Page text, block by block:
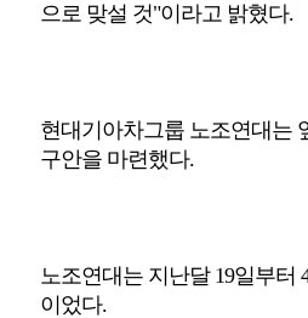
으로 맞설 것"이라고 밝혔다.
현대기아차그룹 노조연대는
구안을 마련했다.
노조연대는 지난달 19일부터
이었다.